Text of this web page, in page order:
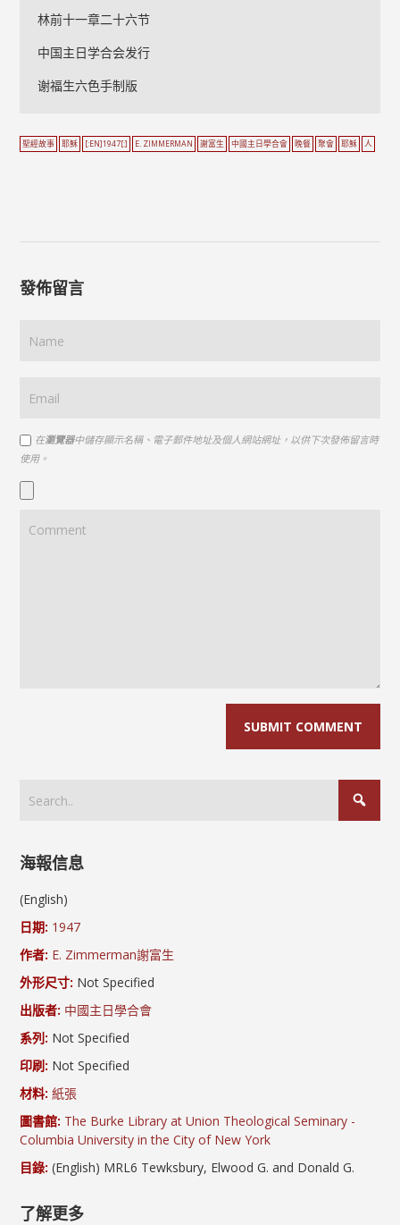
林前十一章二十六节
中国主日学合会发行
谢福生六色手制版
聖經故事 耶穌 [:EN]1947[:] E. ZIMMERMAN 謝富生 中國主日學合會 晚餐 聚會 耶穌 人
發佈留言
在瀏覽器中儲存顯示名稱、電子郵件地址及個人網站網址，以供下次發佈留言時
使用。
海報信息
(English)
日期: 1947
作者: E. Zimmerman謝富生
外形尺寸: Not Specified
出版者: 中國主日學合會
系列: Not Specified
印刷: Not Specified
材料: 紙張
圖書館: The Burke Library at Union Theological Seminary -
Columbia University in the City of New York
目錄: (English) MRL6 Tewksbury, Elwood G. and Donald G.
了解更多